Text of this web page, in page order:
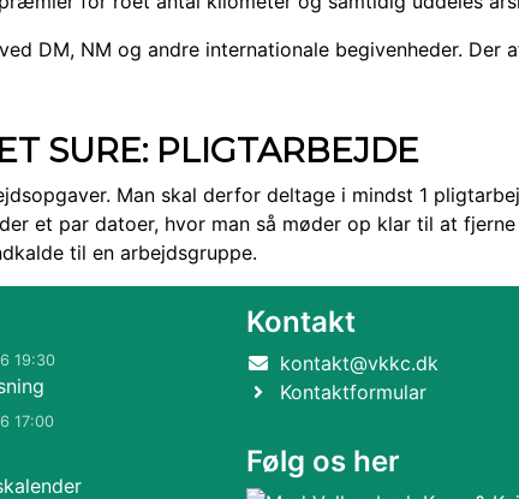
DM, NM og andre internationale begivenheder.
SURE: PLIGTARBEJDE
Man skal derfor deltage i mindst 1
et par datoer, hvor man så møder op klar til at
til en arbejdsgruppe.
19:30
17:00
Kontakt
kontakt@vkkc.dk
Kontaktformular
Følg os her